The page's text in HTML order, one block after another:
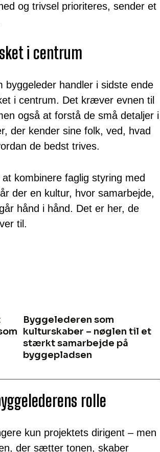
og trivsel prioriteres, sender et
i centrum
handler i sidste ende
i centrum. Det kræver evnen til
også at forstå de små detaljer i
der kender sine folk, ved, hvad
de bedst trives.
kombinere faglig styring med
der en kultur, hvor samarbejde,
hånd i hånd. Det er her, de
til.
Byggelederen som
kulturskaber – nøglen til et
stærkt samarbejde på
byggepladsen
rolle
kun projektets dirigent – men
der sætter tonen, skaber